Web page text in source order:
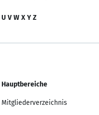
U V W X Y Z
Hauptbereiche
Mitgliederverzeichnis